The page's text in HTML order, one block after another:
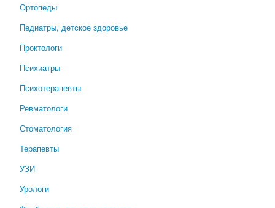
Ортопеды
Педиатры, детское здоровье
Проктологи
Психиатры
Психотерапевты
Ревматологи
Стоматология
Терапевты
УЗИ
Урологи